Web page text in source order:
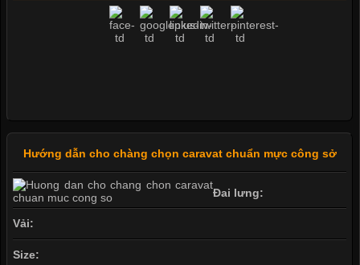
Hướng dẫn cho chàng chọn caravat chuẩn mực công sở
Đai lưng:
Vải:
Size: